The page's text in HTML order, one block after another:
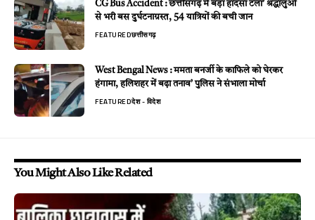
CG Bus Accident : छत्तीसगढ़ में बड़ा हादसा टला’ श्रद्धालुओं
से भरी बस दुर्घटनाग्रस्त, 54 यात्रियों की बची जान
FEATUREDछत्तीसगढ़
West Bengal News : ममता बनर्जी के काफिले को घेरकर
हंगामा, हलिशहर में बढ़ा तनाव’ पुलिस ने संभाला मोर्चा
FEATUREDदेश - विदेश
You Might Also Like Related